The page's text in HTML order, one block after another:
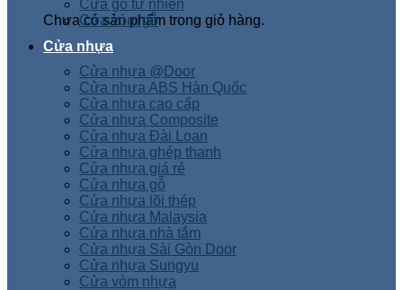
Chưa có sản phẩm trong giỏ hàng.
Cửa gỗ tự nhiên
Cửa vòm gỗ
Cửa nhựa
Cửa nhựa @Door
Cửa nhựa ABS Hàn Quốc
Cửa nhựa cao cấp
Cửa nhựa Composite
Cửa nhựa Đài Loan
Cửa nhựa ghép thanh
Cửa nhựa giá rẻ
Cửa nhựa gỗ
Cửa nhựa lõi thép
Cửa nhựa Malaysia
Cửa nhựa nhà tắm
Cửa nhựa Sài Gòn Door
Cửa nhựa Sungyu
Cửa vòm nhựa